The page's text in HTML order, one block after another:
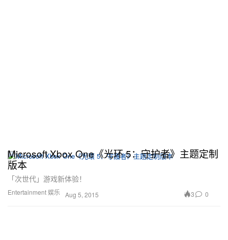
Entertainment 娱乐
Microsoft Xbox One《光环 5：守护者》主题定制
版本
「次世代」游戏新体验！
Aug 5, 2015 3 0